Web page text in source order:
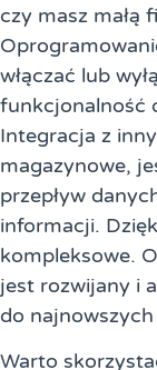
czy masz małą
włączać lub
funkcjonalność
Integracja z
magazynowe,
przepływ
informacji.
kompleksowe.
jest rozwijany i
do
Warto